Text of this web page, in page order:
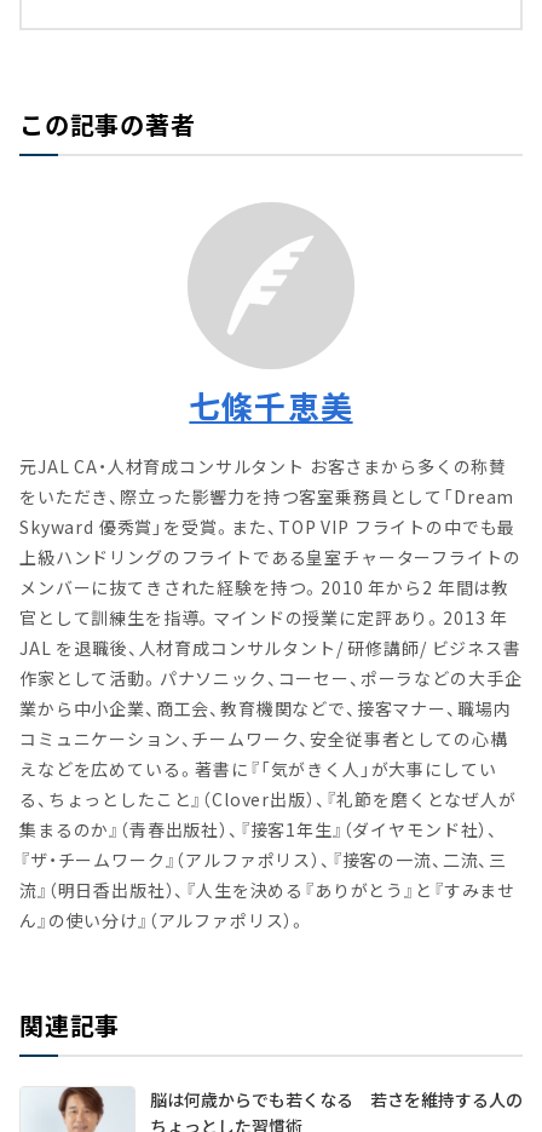
この記事の著者
七條千恵美
元JAL CA・人材育成コンサルタント お客さまから多くの称賛
をいただき、際立った影響力を持つ客室乗務員として「Dream
Skyward 優秀賞」を受賞。また、TOP VIP フライトの中でも最
上級ハンドリングのフライトである皇室チャーターフライトの
メンバーに抜てきされた経験を持つ。2010 年から2 年間は教
官として訓練生を指導。マインドの授業に定評あり。2013 年
JAL を退職後、人材育成コンサルタント/ 研修講師/ ビジネス書
作家として活動。パナソニック、コーセー、ポーラなどの大手企
業から中小企業、商工会、教育機関などで、接客マナー、職場内
コミュニケーション、チームワーク、安全従事者としての心構
えなどを広めている。著書に『「気がきく人」が大事にしてい
る、ちょっとしたこと』（Clover出版）、『礼節を磨くとなぜ人が
集まるのか』（青春出版社）、『接客1年生』（ダイヤモンド社）、
『ザ・チームワーク』（アルファポリス）、『接客の一流、二流、三
流』（明日香出版社）、『人生を決める『ありがとう』と『すみませ
ん』の使い分け』（アルファポリス）。
関連記事
脳は何歳からでも若くなる 若さを維持する人の
ちょっとした習慣術